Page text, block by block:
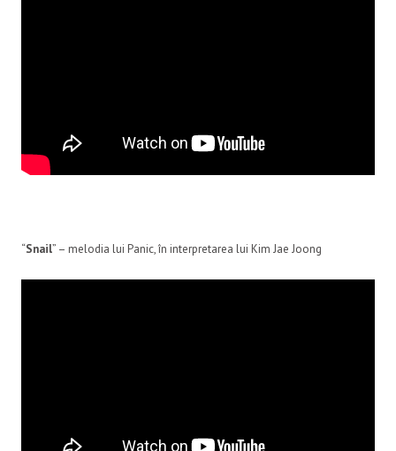
“Snail” – melodia lui Panic, în interpretarea lui Kim Jae Joong